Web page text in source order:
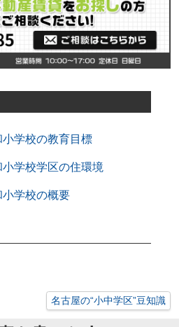
学校の教育目標
学校学区の住環境
学校の概要
名古屋の“小中学区”豆知識